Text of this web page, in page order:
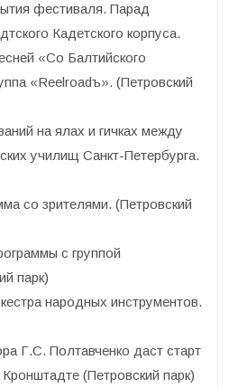
фестиваля. Парад
Кадетского корпуса.
«Со Балтийского
«Reelroadъ». (Петровский
на ялах и гичках между
училищ Санкт-Петербурга.
со зрителями. (Петровский
с группой
парк)
народных инструментов.
Г.С. Полтавченко даст старт
(Петровский парк)